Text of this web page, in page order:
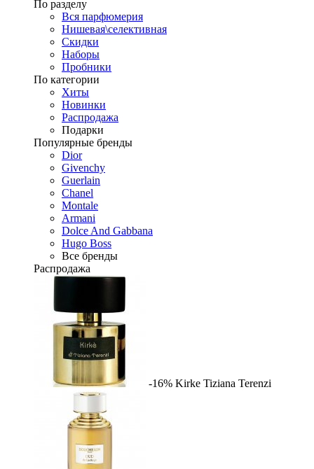
По разделу
Вся парфюмерия
Нишевая\селективная
Скидки
Наборы
Пробники
По категории
Хиты
Новинки
Распродажа
Подарки
Популярные бренды
Dior
Givenchy
Guerlain
Chanel
Montale
Armani
Dolce And Gabbana
Hugo Boss
Все бренды
Распродажа
-16% Kirke Tiziana Terenzi